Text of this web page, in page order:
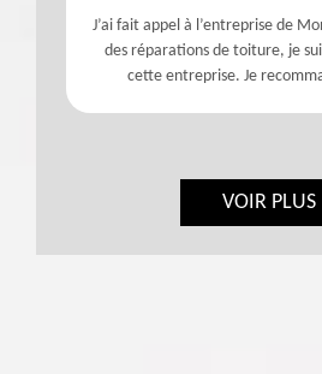
J’ai fait appel à l’entreprise de
des réparations de toiture, je
cette entreprise. Je
VOIR PLUS